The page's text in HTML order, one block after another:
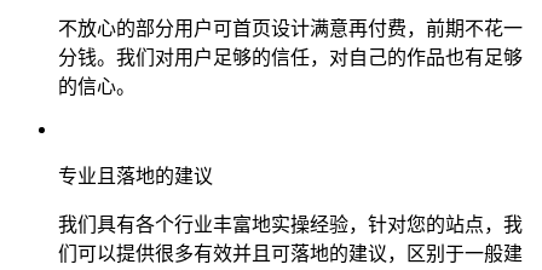
不放心的部分用户可首页设计满意再付费，前期不花一
分钱。我们对用户足够的信任，对自己的作品也有足够
的信心。
专业且落地的建议
我们具有各个行业丰富地实操经验，针对您的站点，我
们可以提供很多有效并且可落地的建议，区别于一般建